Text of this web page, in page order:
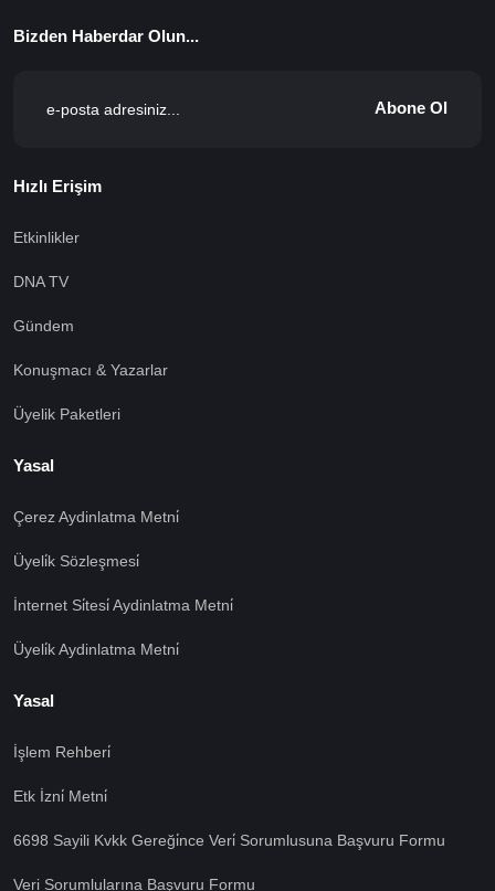
Bizden Haberdar Olun...
Abone Ol
Hızlı Erişim
Etkinlikler
DNA TV
Gündem
Konuşmacı & Yazarlar
Üyelik Paketleri
Yasal
Çerez Aydinlatma Metni̇
Üyeli̇k Sözleşmesi̇
İnternet Si̇tesi̇ Aydinlatma Metni̇
Üyeli̇k Aydinlatma Metni̇
Yasal
İşlem Rehberi̇
Etk İzni̇ Metni̇
6698 Sayili Kvkk Gereği̇nce Veri̇ Sorumlusuna Başvuru Formu
Veri Sorumlularına Başvuru Formu
🍪 Çerez Kullanıyoruz!
Sizlere daha iyi hizmet vermek amacı ile gizliliğe uygun
kullandığımızı öğrenmek için çerez politikamızı